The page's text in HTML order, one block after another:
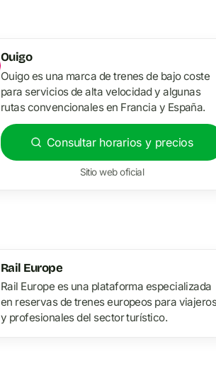
Ouigo
Ouigo es una marca de trenes de bajo coste
para servicios de alta velocidad y algunas
rutas convencionales en Francia y España.
Consultar horarios y precios
Sitio web oficial
Rail Europe
Rail Europe es una plataforma especializada
en reservas de trenes europeos para
y profesionales del sector turístico.